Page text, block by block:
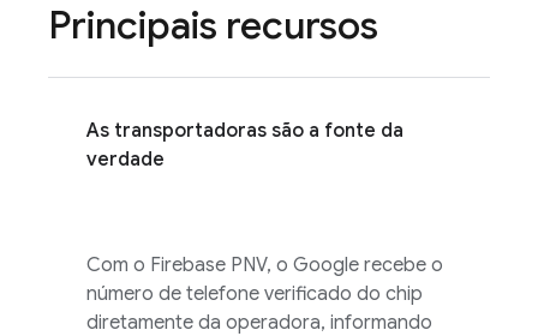
Principais recursos
As transportadoras são a fonte da
verdade
Com o Firebase PNV, o Google recebe o
número de telefone verificado do chip
diretamente da operadora, informando